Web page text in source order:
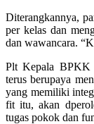
Diterangkannya,
per kelas dan
dan wawancara.
Plt Kepala BPKK
terus berupaya
yang memiliki
fit itu, akan
tugas pokok dan